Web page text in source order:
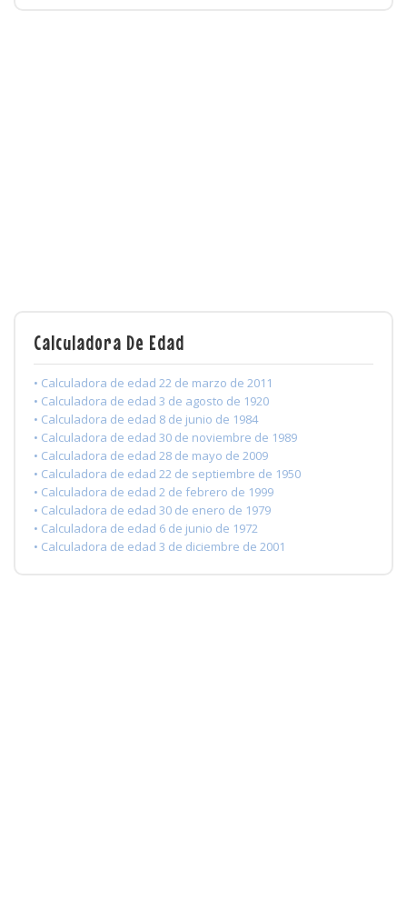
Calculadora De Edad
• Calculadora de edad 22 de marzo de 2011
• Calculadora de edad 3 de agosto de 1920
• Calculadora de edad 8 de junio de 1984
• Calculadora de edad 30 de noviembre de 1989
• Calculadora de edad 28 de mayo de 2009
• Calculadora de edad 22 de septiembre de 1950
• Calculadora de edad 2 de febrero de 1999
• Calculadora de edad 30 de enero de 1979
• Calculadora de edad 6 de junio de 1972
• Calculadora de edad 3 de diciembre de 2001